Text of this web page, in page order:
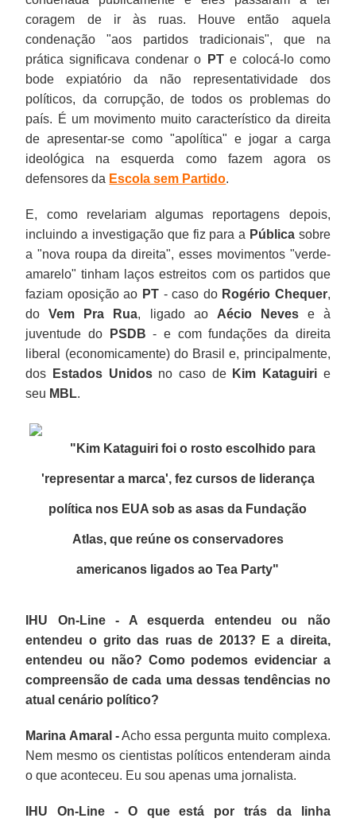
coragem de ir às ruas. Houve então aquela
condenação "aos partidos tradicionais", que na
prática significava condenar o
PTe colocá-lo como
bode expiatório da não representatividade dos
políticos, da corrupção, de todos os problemas do
país. É um movimento muito característico da direita
de apresentar-se como "apolítica" e jogar a carga
ideológica na esquerda como fazem agora os
defensores da Escola sem Partido.
E, como revelariam algumas reportagens depois,
incluindo a investigação que fiz para a Públicasobre
a "nova roupa da direita", esses movimentos "verde-
amarelo" tinham laços estreitos com os partidos que
faziam oposição ao PT- caso do Rogério Chequer,
doVem Pra Rua, ligado ao Aécio Nevese à
juventude do
PSDB - e com fundações da direita
liberal (economicamente) do Brasil e, principalmente,
dos
Estados Unidosno caso de Kim Kataguirie
seu MBL.
"Kim Kataguiri foi o rosto escolhido para
'representar a marca', fez cursos de liderança
política nos EUA sob as asas da Fundação
Atlas, que reúne os conservadores
americanos ligados ao Tea Party"
IHU On-Line - A esquerda entendeu ou não
entendeu o grito das ruas de 2013? E a direita,
entendeu ou não? Como podemos evidenciar a
compreensão de cada uma dessas tendências no
atual cenário político?
Marina Amaral -Acho essa pergunta muito complexa.
Nem mesmo os cientistas políticos entenderam ainda
o que aconteceu. Eu sou apenas uma jornalista.
IHU On-Line - O que está por trás da linha